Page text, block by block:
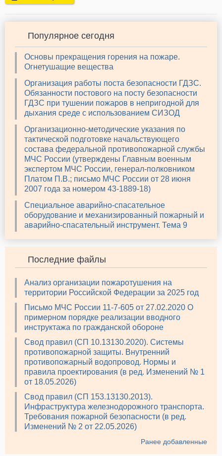
Популярное сегодня
Основы прекращения горения на пожаре.
Огнетушащие вещества
Организация работы поста безопасности ГДЗС.
Обязанности постового на посту безопасности
ГДЗС при тушении пожаров в непригодной для
дыхания среде с использованием СИЗОД
Организационно-методические указания по
тактической подготовке начальствующего
состава федеральной противопожарной службы
МЧС России (утверждены Главным военным
экспертом МЧС России, генерал-полковником
Платом П.В.; письмо МЧС России от 28 июня
2007 года за номером 43-1889-18)
Специальное аварийно-спасательное
оборудование и механизированный пожарный и
аварийно-спасательный инструмент. Тема 9
Последние файлы
Анализ организации пожаротушения на
территории Российской Федерации за 2025 год
Письмо МЧС России 11-7-605 от 27.02.2020 О
примерном порядке реализации вводного
инструктажа по гражданской обороне
Свод правил (СП 10.13130.2020). Системы
противопожарной защиты. Внутренний
противопожарный водопровод. Нормы и
правила проектирования (в ред. Изменений № 1
от 18.05.2026)
Свод правил (СП 153.13130.2013).
Инфраструктура железнодорожного транспорта.
Требования пожарной безопасности (в ред.
Изменений № 2 от 22.05.2026)
Ранее добавленные